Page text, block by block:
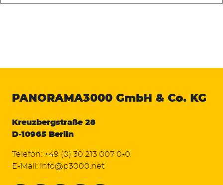
PANORAMA3000 GmbH & Co. KG
Kreuzbergstraße 28
D-10965 Berlin
Telefon: +49 (0) 30 213 007 0-0
E-Mail: info@p3000.net